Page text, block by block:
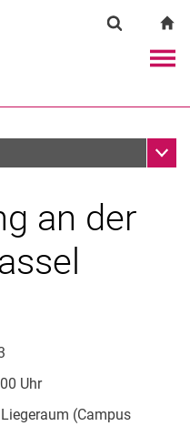
Springe direkt zu: Inhalt
Springe direkt zu: Suche
Springe direkt zu:
externen Link in einem
an der
Uhr
(Campus